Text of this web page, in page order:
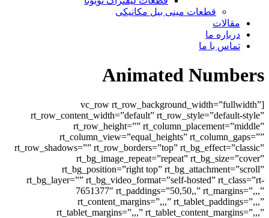
قطعات مینی بیل مکانیکی
ما
با ما
Animated
[vc_row
rt_row_content_width=”default”
rt_row_height=””
rt_column_view=”equal_heights”
rt_row_shadows=”” rt_row_borders=”top”
rt_bg_image_repeat=”repeat”
rt_bg_position=”right top”
rt_bg_layer=”” rt_bg_video_format=”self-hosted”
7651377″ rt_paddings=”50,50,,”
rt_content_margins=”,,,”
rt_tablet_margins=”,,,”